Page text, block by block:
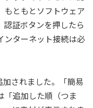
もともとソフトウェア
認証ボタンを押したら
ンターネット接続は必
されました。「簡易
「追加した順（つま